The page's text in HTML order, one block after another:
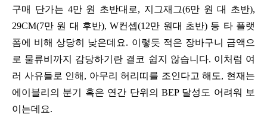
구매 단가는 4만 원 초반대로, 지그재그(6만 원 대 초반),
29CM(7만 원 대 후반), W컨셉(12만 원대 초반) 등 타 플랫
폼에 비해 상당히 낮은데요. 이렇듯 적은 장바구니 금액으
로 물류비까지 감당하기란 결코 쉽지 않습니다. 이처럼 여
러 사유들로 인해, 아무리 허리띠를 조인다고 해도, 현재는
에이블리의 분기 혹은 연간 단위의 BEP 달성도 어려워 보
이는데요.